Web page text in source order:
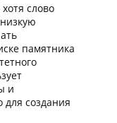
слово
памятника
и
для создания